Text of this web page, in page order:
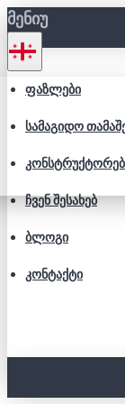
ᲛᲔᲜᲘᲣ
ᲤᲐᲖᲚᲔᲑᲘ
ᲡᲐᲛᲐᲒᲘᲓᲝ
ᲩᲕᲔᲜ ᲨᲔᲡᲐᲮᲔᲑ
ᲑᲚᲝᲒᲘ
ᲙᲝᲜᲢᲐᲥᲢᲘ